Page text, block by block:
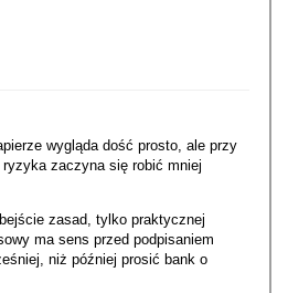
wygląda dość prosto, ale przy
zaczyna się robić mniej
zasad, tylko praktycznej
ma sens przed podpisaniem
niż później prosić bank o